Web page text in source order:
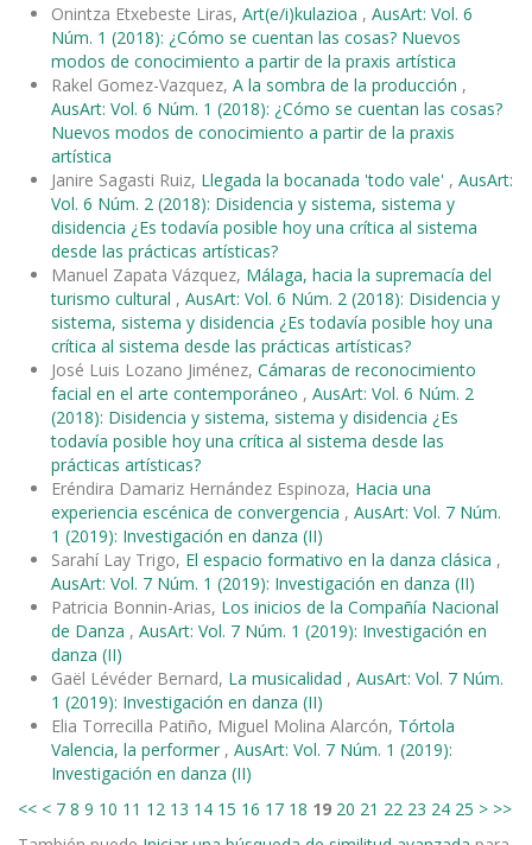
Onintza Etxebeste Liras, Art(e/i)kulazioa , AusArt: Vol. 6
Núm. 1 (2018): ¿Cómo se cuentan las cosas? Nuevos
modos de conocimiento a partir de la praxis artística
Rakel Gomez-Vazquez, A la sombra de la producción ,
AusArt: Vol. 6 Núm. 1 (2018): ¿Cómo se cuentan las cosas?
Nuevos modos de conocimiento a partir de la praxis
artística
Janire Sagasti Ruiz, Llegada la bocanada 'todo vale' , AusArt:
Vol. 6 Núm. 2 (2018): Disidencia y sistema, sistema y
disidencia ¿Es todavía posible hoy una crítica al sistema
desde las prácticas artísticas?
Manuel Zapata Vázquez, Málaga, hacia la supremacía del
turismo cultural , AusArt: Vol. 6 Núm. 2 (2018): Disidencia y
sistema, sistema y disidencia ¿Es todavía posible hoy una
crítica al sistema desde las prácticas artísticas?
José Luis Lozano Jiménez, Cámaras de reconocimiento
facial en el arte contemporáneo , AusArt: Vol. 6 Núm. 2
(2018): Disidencia y sistema, sistema y disidencia ¿Es
todavía posible hoy una crítica al sistema desde las
prácticas artísticas?
Eréndira Damariz Hernández Espinoza, Hacia una
experiencia escénica de convergencia , AusArt: Vol. 7 Núm.
1 (2019): Investigación en danza (II)
Sarahí Lay Trigo, El espacio formativo en la danza clásica ,
AusArt: Vol. 7 Núm. 1 (2019): Investigación en danza (II)
Patricia Bonnin-Arias, Los inicios de la Compañía Nacional
de Danza , AusArt: Vol. 7 Núm. 1 (2019): Investigación en
danza (II)
Gaël Lévéder Bernard, La musicalidad , AusArt: Vol. 7 Núm.
1 (2019): Investigación en danza (II)
Elia Torrecilla Patiño, Miguel Molina Alarcón, Tórtola
Valencia, la performer , AusArt: Vol. 7 Núm. 1 (2019):
Investigación en danza (II)
<< < 7 8 9 10 11 12 13 14 15 16 17 18 19 20 21 22 23 24 25 > >>